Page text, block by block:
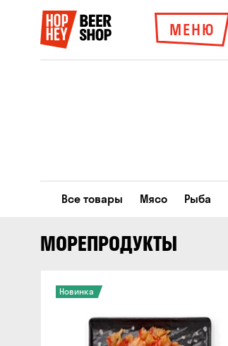
МЕНЮ
Все товары Мясо Рыба
МОРЕПРОДУКТЫ
Новинка